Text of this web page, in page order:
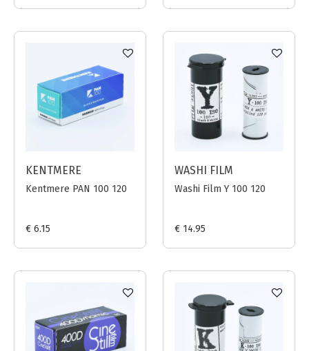
KENTMERE
Kentmere PAN 100 120
€ 6.15
WASHI FILM
Washi Film Y 100 120
€ 14.95